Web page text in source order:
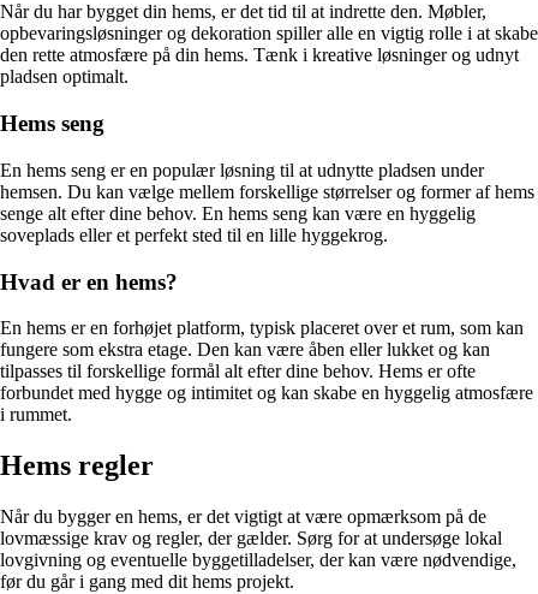
Når du har bygget din hems, er det tid til at indrette den. Møbler,
opbevaringsløsninger og dekoration spiller alle en vigtig rolle i at skabe
den rette atmosfære på din hems. Tænk i kreative løsninger og udnyt
pladsen optimalt.
Hems seng
En hems seng er en populær løsning til at udnytte pladsen under
hemsen. Du kan vælge mellem forskellige størrelser og former af hems
senge alt efter dine behov. En hems seng kan være en hyggelig
soveplads eller et perfekt sted til en lille hyggekrog.
Hvad er en hems?
En hems er en forhøjet platform, typisk placeret over et rum, som kan
fungere som ekstra etage. Den kan være åben eller lukket og kan
tilpasses til forskellige formål alt efter dine behov. Hems er ofte
forbundet med hygge og intimitet og kan skabe en hyggelig atmosfære
i rummet.
Hems regler
Når du bygger en hems, er det vigtigt at være opmærksom på de
lovmæssige krav og regler, der gælder. Sørg for at undersøge lokal
lovgivning og eventuelle byggetilladelser, der kan være nødvendige,
før du går i gang med dit hems projekt.